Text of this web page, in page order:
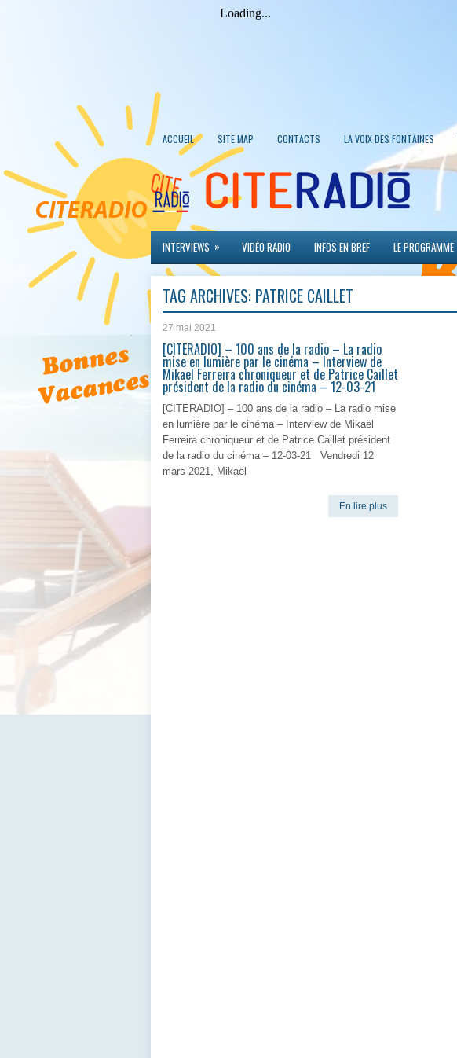
ACCUEIL SITE MAP CONTACTS LA VOIX DES FONTAINES
INTERVIEWS » VIDÉO RADIO INFOS EN BREF LE PROGRAMME
TAG ARCHIVES: PATRICE CAILLET
27 mai 2021
[CITERADIO] – 100 ans de la radio – La radio
mise en lumière par le cinéma – Interview de
Mikael Ferreira chroniqueur et de Patrice Caillet
président de la radio du cinéma – 12-03-21
[CITERADIO] – 100 ans de la radio – La radio mise
en lumière par le cinéma – Interview de Mikaël
Ferreira chroniqueur et de Patrice Caillet président
de la radio du cinéma – 12-03-21 Vendredi 12
mars 2021, Mikaël
En lire plus